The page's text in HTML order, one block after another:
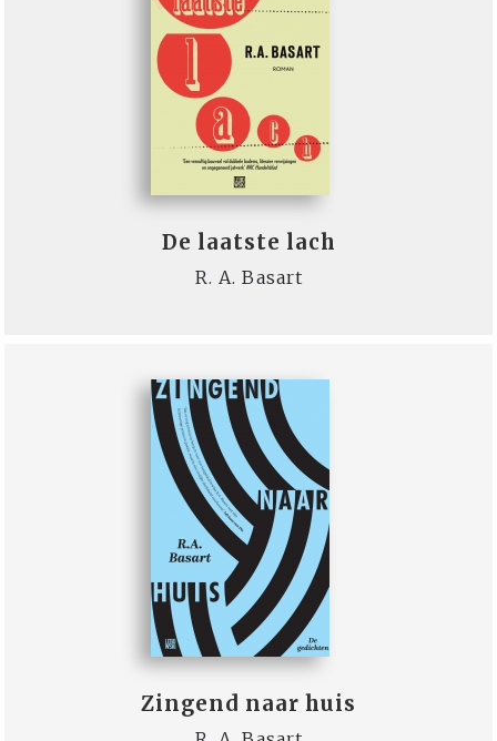
De laatste lach
R. A. Basart
Zingend naar huis